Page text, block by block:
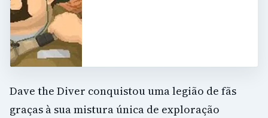
Dave the Diver conquistou uma legião de fãs
graças à sua mistura única de exploração